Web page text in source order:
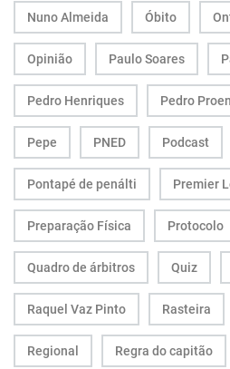
Nuno Almeida Óbito
Opinião Paulo Soares
Pedro Henriques Pedro
Pepe PNED Podcast
Pontapé de penálti Premier
Preparação Física Protocolo
Quadro de árbitros Quiz
Raquel Vaz Pinto Rasteira
Regional Regra do capitão